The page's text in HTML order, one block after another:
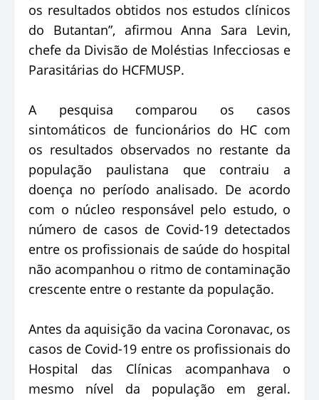
os resultados obtidos nos estudos clínicos
do Butantan”, afirmou Anna Sara Levin,
chefe da Divisão de Moléstias Infecciosas e
Parasitárias do HCFMUSP.
A pesquisa comparou os casos
sintomáticos de funcionários do HC com
os resultados observados no restante da
população paulistana que contraiu a
doença no período analisado. De acordo
com o núcleo responsável pelo estudo, o
número de casos de Covid-19 detectados
entre os profissionais de saúde do hospital
não acompanhou o ritmo de contaminação
crescente entre o restante da população.
Antes da aquisição da vacina Coronavac, os
casos de Covid-19 entre os profissionais do
Hospital das Clínicas acompanhava o
mesmo nível da população em geral.